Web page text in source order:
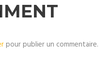
pour publier un commentaire.